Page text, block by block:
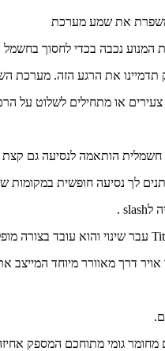
את שמע מערכת
תדמיינו את הרגע הזה. מערכת
הותאמה לנסיעה גם קצת
לך נסיעה חופשית
לslash
.
עבר שינוי והוא עובד בצורה
אויר דרך מאוורר מיוחד
מחומר גומי מתוחכם המספק